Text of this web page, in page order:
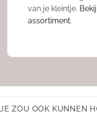
van je kleintje.
assortiment.
JE ZOU OOK KUNNEN